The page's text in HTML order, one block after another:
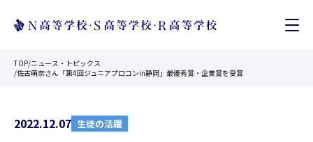
TOP/ニュース・トピックス
/佐古萌奈さん「第4回ジュニアプロコンin静岡」最優秀賞・企業賞を受賞
2022.12.07 生徒の活躍